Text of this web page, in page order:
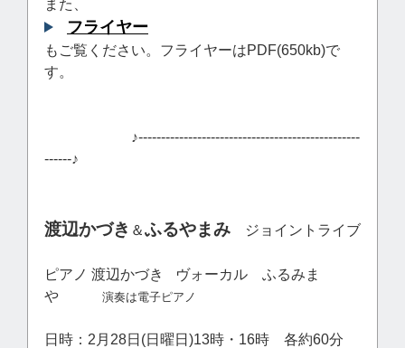
また、
フライヤー
もご覧ください。フライヤーはPDF(650kb)で
す。
♪-------------------------------------------------
------♪
渡辺かづき ＆ふるやまみ ジョイントライブ
ピアノ 渡辺かづき
ヴォーカル ふるみま
や 演奏は電子ピアノ
日時：2月28日(日曜日)13時・16時 各約60分